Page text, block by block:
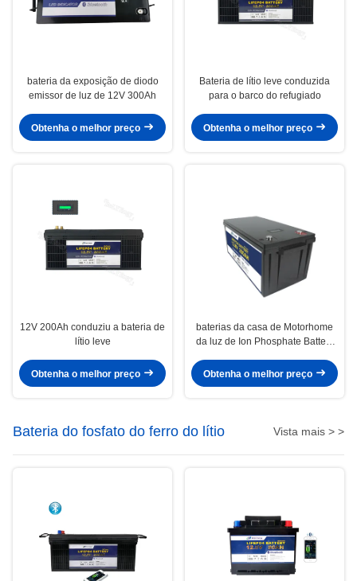
bateria da exposição de diodo
emissor de luz de 12V 300Ah
Obtenha o melhor preço
Bateria de lítio leve conduzida
para o barco do refugiado
Obtenha o melhor preço
12V 200Ah conduziu a bateria de
lítio leve
Obtenha o melhor preço
baterias da casa de Motorhome
da luz de Ion Phosphate Battery
Obtenha o melhor preço
Bateria do fosfato do ferro do lítio Vista mais > >